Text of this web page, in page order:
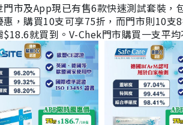
門市及App現已有售6款快速測試套裝
惠，購買10支可享75折，而門市則10
$18.6就買到。V-Chek門市購買一支平